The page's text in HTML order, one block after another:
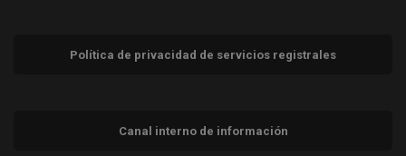
Política de privacidad de servicios registrales
Canal interno de información